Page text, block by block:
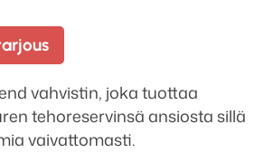
vahvistin, joka tuottaa
tehoreservinsä ansiosta sillä
vaivattomasti.